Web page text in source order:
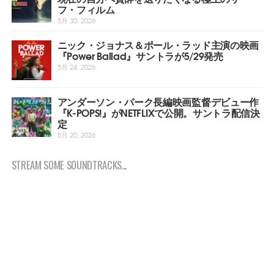
フ・フィルム
5月 30, 2026
ニック・ジョナス＆ポール・ラッド主演の映画
『Power Ballad』サントラが5/29発売
5月 24, 2026
アンダーソン・パーク長編映画監督デビュー作
『K-POPS!』がNETFLIXで公開。サントラ配信決
定
5月 20, 2026
STREAM SOME SOUNDTRACKS...